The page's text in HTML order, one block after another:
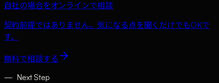
自社の場合をオンラインで相談
契約前提ではありません。気になる点を聞くだけでもOKで
す。
無料で相談する
—Next Step